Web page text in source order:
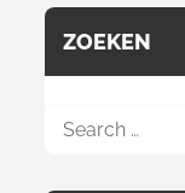
Na
Epoxy
Gieten
(stap
ZOEKEN
Search